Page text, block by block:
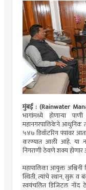
मुंबई : (Rainwater
भागांमध्ये होणाऱ्या
महानगरपालिकेने आधुनिक
५४७ डिवॉटरिंग पंपांवर
करण्यात आली आहे. या
निगराणी ठेवणे शक्य
महापालिका आयुक्त अश्विनी
स्थिती, त्यांचे स्थान, सुरू व
स्वयंचलित डिजिटल नोंद